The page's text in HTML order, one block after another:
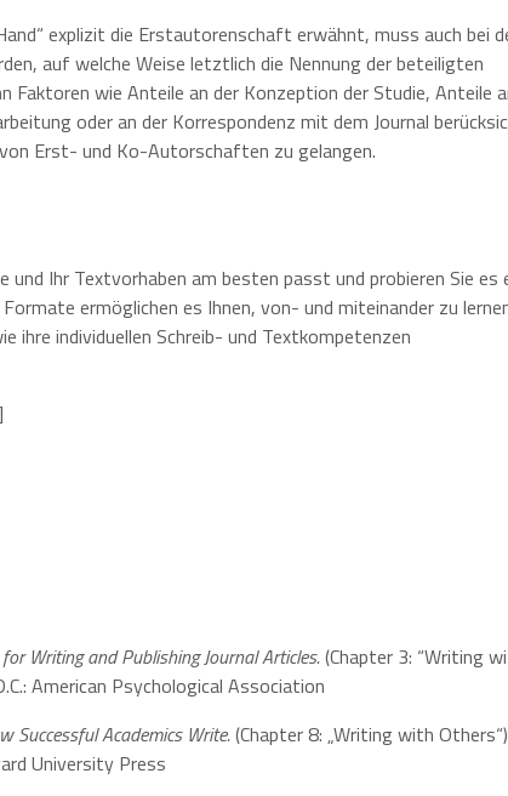
explizit die Erstautorenschaft erwähnt, muss auch bei
auf welche Weise letztlich die Nennung der beteiligten
Faktoren wie Anteile an der Konzeption der Studie, Anteile
oder an der Korrespondenz mit dem Journal
Erst- und Ko-Autorschaften zu gelangen.
und Ihr Textvorhaben am besten passt und probieren Sie es
ermöglichen es Ihnen, von- und miteinander zu
individuellen Schreib- und Textkompetenzen
Writing and Publishing Journal Articles.(Chapter 3: “Writing
American Psychological Association
Successful Academics Write.(Chapter 8: „Writing with
University Press